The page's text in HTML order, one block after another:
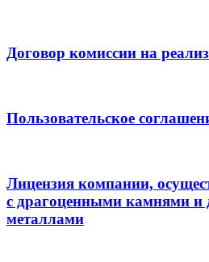
Договор комиссии на
Пользовательское
Лицензия компании,
с драгоценными камнями и
металлами